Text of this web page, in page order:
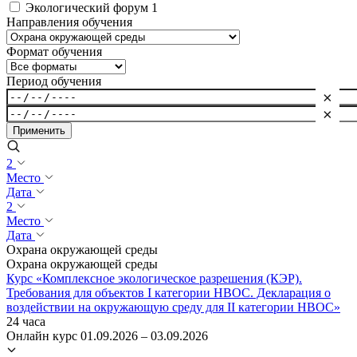
Экологический форум 1
Направления обучения
Формат обучения
Период обучения
×
×
Применить
2
Место
Дата
2
Место
Дата
Охрана окружающей среды
Охрана окружающей среды
Курс «Комплексное экологическое разрешения (КЭР).
Требования для объектов I категории НВОС. Декларация о
воздействии на окружающую среду для II категории НВОС»
24 часа
Онлайн курс 01.09.2026 – 03.09.2026